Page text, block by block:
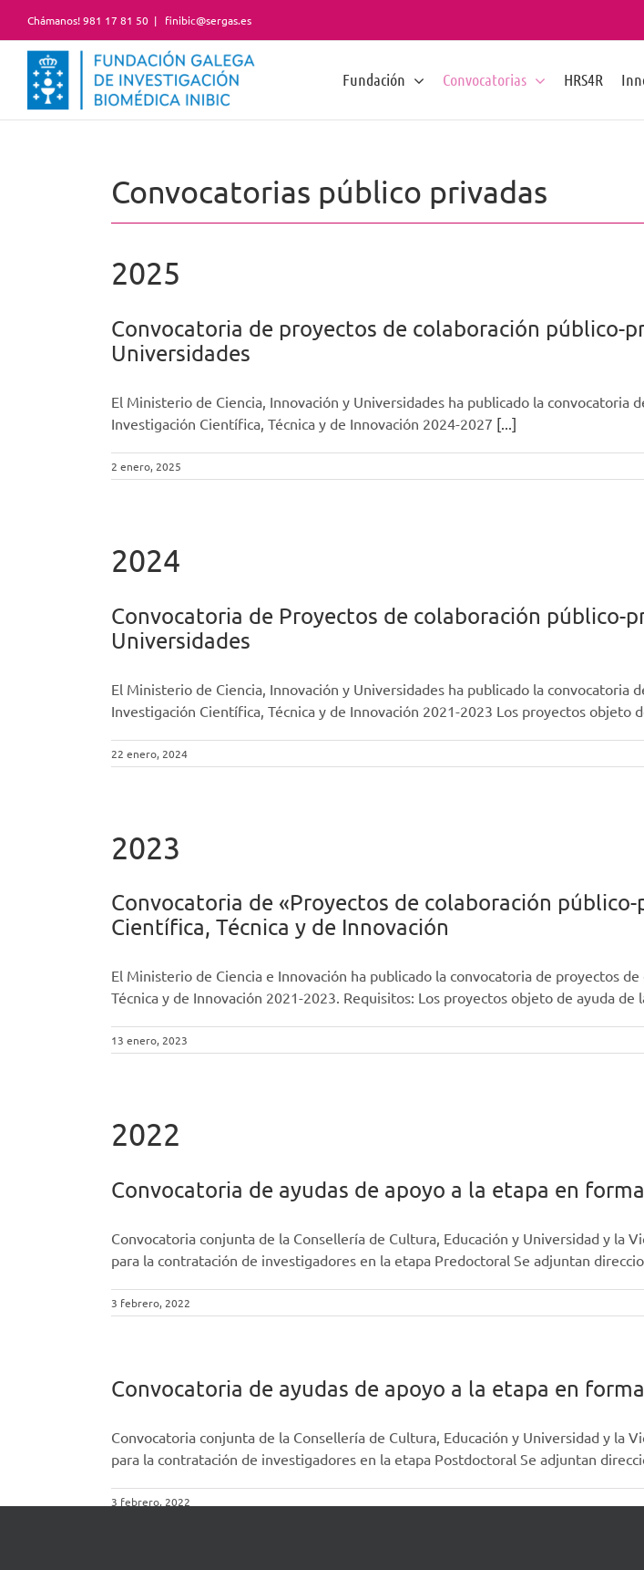
contenido
Chámanos! 981 17 81 50 | finibic@sergas.es
Fundación Convocatorias HRS4R
Convocatorias público privadas
2025
Convocatoria de proyectos de colaboración público-
Universidades
El Ministerio de Ciencia, Innovación y Universidades ha publicado la convocatoria
Investigación Científica, Técnica y de Innovación 2024-2027 [...]
2 enero, 2025
2024
Convocatoria de Proyectos de colaboración público-
Universidades
El Ministerio de Ciencia, Innovación y Universidades ha publicado la convocatoria
Investigación Científica, Técnica y de Innovación 2021-2023 Los proyectos objeto
22 enero, 2024
2023
Convocatoria de «Proyectos de colaboración
Científica, Técnica y de Innovación
El Ministerio de Ciencia e Innovación ha publicado la convocatoria de proyectos
Técnica y de Innovación 2021-2023. Requisitos: Los proyectos objeto de ayuda de
13 enero, 2023
2022
Convocatoria de ayudas de apoyo a la etapa en
Convocatoria conjunta de la Consellería de Cultura, Educación y Universidad y la
para la contratación de investigadores en la etapa Predoctoral Se adjuntan
3 febrero, 2022
Convocatoria de ayudas de apoyo a la etapa en
Convocatoria conjunta de la Consellería de Cultura, Educación y Universidad y la
para la contratación de investigadores en la etapa Postdoctoral Se adjuntan
3 febrero, 2022